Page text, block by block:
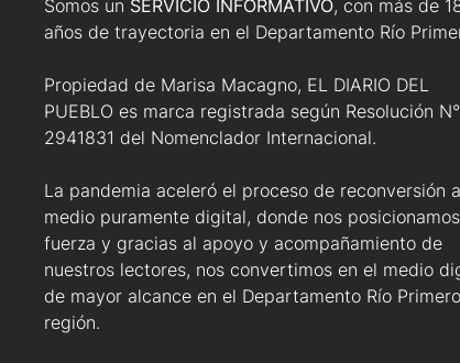
Somos un SERVICIO INFORMATIVO, con más de
años de trayectoria en el Departamento Río
Propiedad de Marisa Macagno, EL DIARIO DEL
PUEBLO es marca registrada según Resolución N°
2941831 del Nomenclador Internacional.
La pandemia aceleró el proceso de reconversión a
medio puramente digital, donde nos
fuerza y gracias al apoyo y acompañamiento de
nuestros lectores, nos convertimos en el medio
de mayor alcance en el Departamento Río
región.